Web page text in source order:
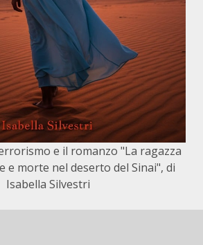
e il romanzo "La ragazza
e morte nel deserto del Sinai", di
Isabella Silvestri